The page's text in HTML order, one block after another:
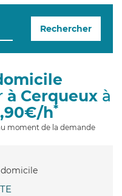
n
g
i
Rechercher
à Cerqueux à
h*
moment de la demande